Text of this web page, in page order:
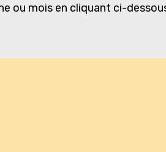
ou mois en cliquant ci-